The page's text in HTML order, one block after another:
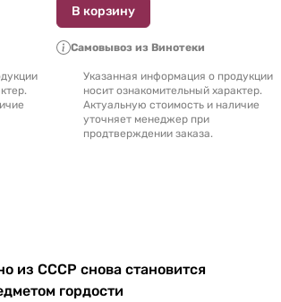
В корзину
Самовывоз из Винотеки
Указанная информация о продукции
носит ознакомительный характер.
Актуальную стоимость и наличие
уточняет менеджер при
продтверждении заказа.
СССР снова становится
гордости